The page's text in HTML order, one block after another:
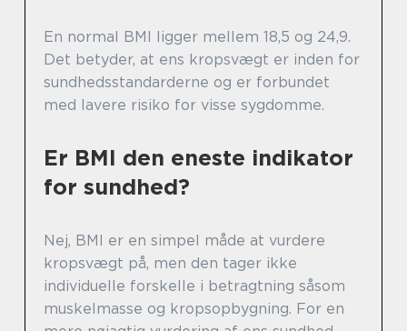
En normal BMI ligger mellem 18,5 og 24,9.
Det betyder, at ens kropsvægt er inden for
sundhedsstandarderne og er forbundet
med lavere risiko for visse sygdomme.
Er BMI den eneste indikator
for sundhed?
Nej, BMI er en simpel måde at vurdere
kropsvægt på, men den tager ikke
individuelle forskelle i betragtning såsom
muskelmasse og kropsopbygning. For en